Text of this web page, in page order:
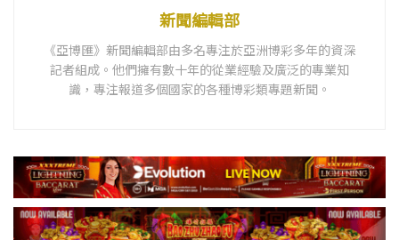
新聞編輯部
《亞博匯》新聞編輯部由多名專注於亞洲博彩多年的資深
記者組成。他們擁有數十年的從業經驗及廣泛的專業知
識，專注報道多個國家的各種博彩類專題新聞。